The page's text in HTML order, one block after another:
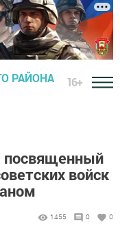
РАЙОНА 16+
посвященный
войск
1455 0 0